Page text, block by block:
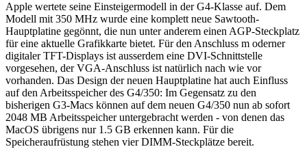
Apple wertete seine Einsteigermodell in der G4-Klasse auf. Dem
Modell mit 350 MHz wurde eine komplett neue Sawtooth-
Hauptplatine gegönnt, die nun unter anderem einen AGP-Steckplatz
für eine aktuelle Grafikkarte bietet. Für den Anschluss m oderner
digitaler TFT-Displays ist ausserdem eine DVI-Schnittstelle
vorgesehen, der VGA-Anschluss ist natürlich nach wie vor
vorhanden. Das Design der neuen Hauptplatine hat auch Einfluss
auf den Arbeitsspeicher des G4/350: Im Gegensatz zu den
bisherigen G3-Macs können auf dem neuen G4/350 nun ab sofort
2048 MB Arbeitsspeicher untergebracht werden - von denen das
MacOS übrigens nur 1.5 GB erkennen kann. Für die
Speicheraufrüstung stehen vier DIMM-Steckplätze bereit.